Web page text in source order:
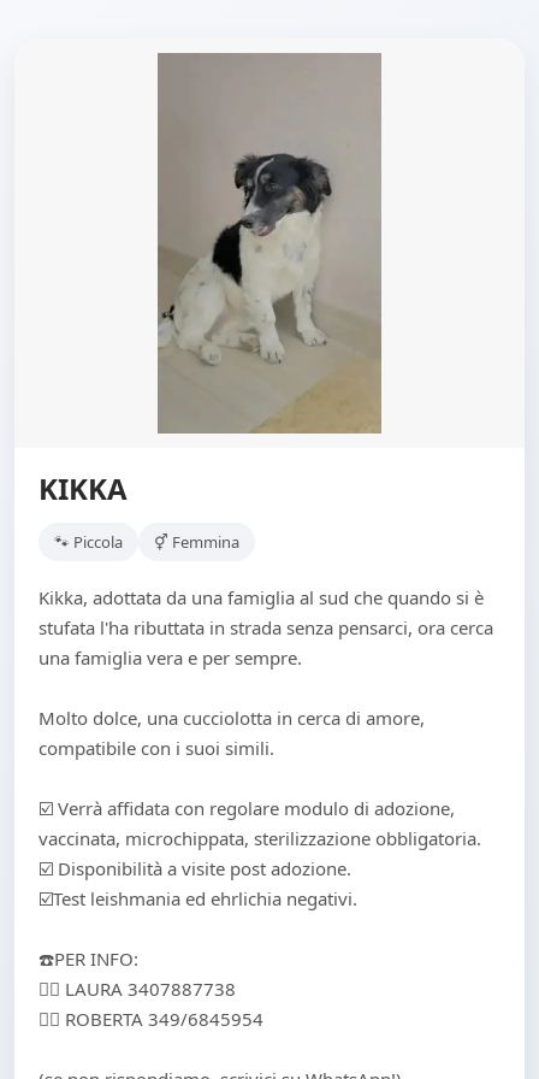
KIKKA
🐾 Piccola ⚥ Femmina
Kikka, adottata da una famiglia al sud che quando si è
stufata l'ha ributtata in strada senza pensarci, ora cerca
una famiglia vera e per sempre.
Molto dolce, una cucciolotta in cerca di amore,
compatibile con i suoi simili.
☑️ Verrà affidata con regolare modulo di adozione,
vaccinata, microchippata, sterilizzazione obbligatoria.
☑️ Disponibilità a visite post adozione.
☑️Test leishmania ed ehrlichia negativi.
☎️PER INFO:
👉🏻 LAURA ‪3407887738
👉🏻 ROBERTA 349/6845954